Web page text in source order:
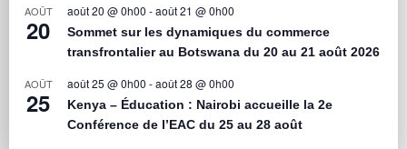
AOÛT
20
août 20 @ 0h00 -août 21 @ 0h00
Sommet sur les dynamiques du commerce
transfrontalier au Botswana du 20 au 21 août 2026
AOÛT
25
août 25 @ 0h00 -août 28 @ 0h00
Kenya – Éducation : Nairobi accueille la 2e
Conférence de l’EAC du 25 au 28 août